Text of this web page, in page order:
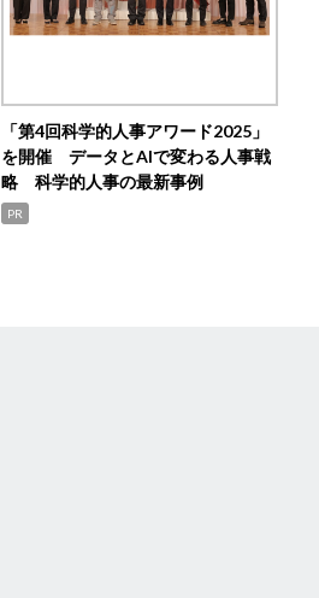
「第4回科学的人事アワード2025」
を開催 データとAIで変わる人事戦
略 科学的人事の最新事例
PR